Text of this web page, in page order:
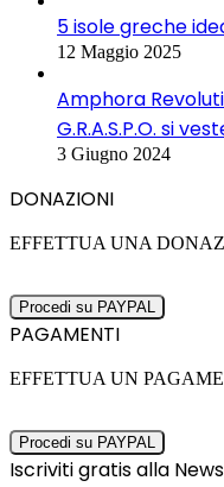
5 isole greche
12 Maggio 2025
Amphora
G.R.A.S.P.O. si
3 Giugno 2024
DONAZIONI
EFFETTUA UNA
PAGAMENTI
EFFETTUA UN
Iscriviti gratis alla